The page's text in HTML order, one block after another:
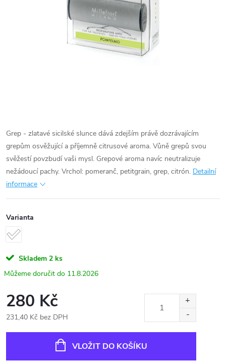
Grep - zlatavé sicilské slunce dává zdejším právě dozrávajícím
grepům osvěžující a příjemně citrusové aroma. Vůně grepů svou
svěžestí povzbudí vaši mysl. Grepové aroma navíc neutralizuje
nežádoucí pachy. Vrchol: pomeranč, petitgrain, grep, citrón. Detailní
informace
Varianta
Skladem 2 ks
11.8.2026
280 Kč
231,40 Kč bez DPH
VLOŽIT DO KOŠÍKU